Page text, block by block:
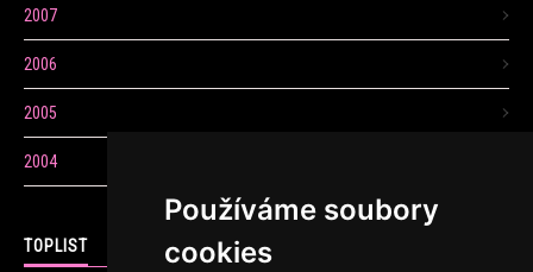
Používáme soubory
cookies
2007
2006
2005
2004
TOPLIST